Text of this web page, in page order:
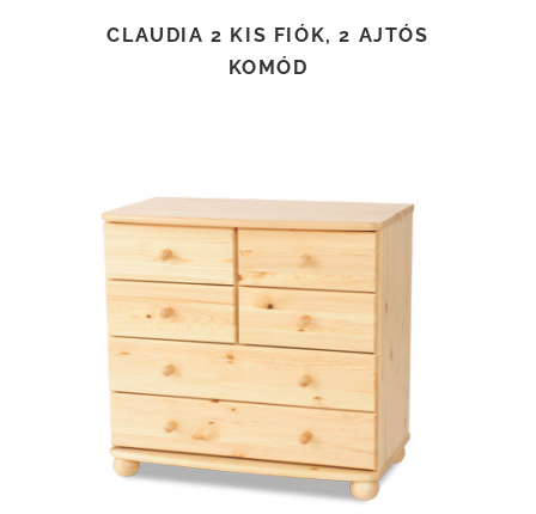
CLAUDIA 2 KIS FIÓK, 2 AJTÓS
KOMÓD
TOVÁBB OLVASOM